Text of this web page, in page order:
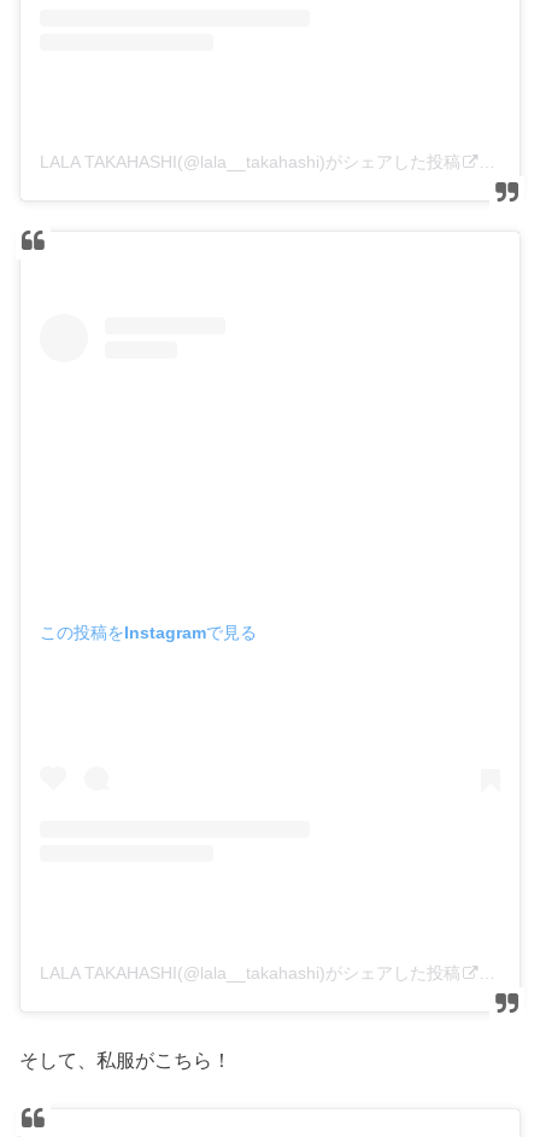
LALA TAKAHASHI(@lala__takahashi)がシェアした投稿
この投稿をInstagramで見る
LALA TAKAHASHI(@lala__takahashi)がシェアした投稿
そして、私服がこちら！